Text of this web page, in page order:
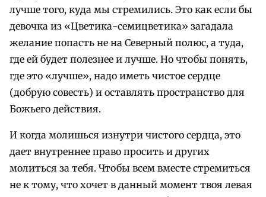
лучше того, куда мы стремились. Это как если бы
девочка из «Цветика-семицветика» загадала
желание попасть не на Северный полюс, а туда,
где ей будет полезнее и лучше. Но чтобы понять,
где это «лучше», надо иметь чистое сердце
(добрую совесть) и оставлять пространство для
Божьего действия.
И когда молишься изнутри чистого сердца, это
дает внутреннее право просить и других
молиться за тебя. Чтобы всем вместе стремиться
не к тому, что хочет в данный момент твоя левая